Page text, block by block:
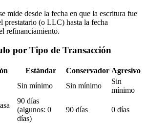
mide desde la fecha en que la escritura fue
prestatario (o LLC) hasta la fecha
refinanciamiento.
por Tipo de Transacción
Estándar Conservador Agresivo
Sin mínimo Sin mínimo
Sin
mínimo
90 días
(algunos: 0
días)
90 días 0 días